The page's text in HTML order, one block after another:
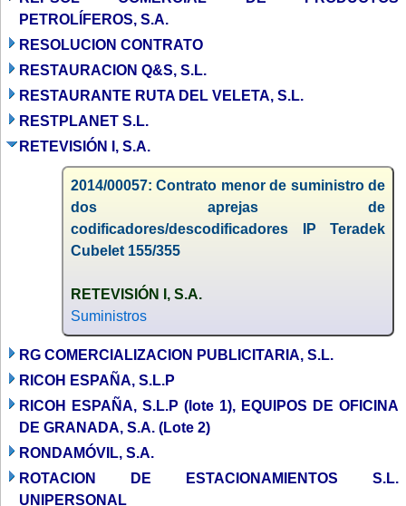
PETROLÍFEROS, S.A.
RESOLUCION CONTRATO
RESTAURACION Q&S, S.L.
RESTAURANTE RUTA DEL VELETA, S.L.
RESTPLANET S.L.
RETEVISIÓN I, S.A.
2014/00057: Contrato menor de suministro de
dos aprejas de
codificadores/descodificadores IP Teradek
Cubelet 155/355
RETEVISIÓN I, S.A.
Suministros
RG COMERCIALIZACION PUBLICITARIA, S.L.
RICOH ESPAÑA, S.L.P
RICOH ESPAÑA, S.L.P (lote 1), EQUIPOS DE OFICINA
DE GRANADA, S.A. (Lote 2)
RONDAMÓVIL, S.A.
ROTACION DE ESTACIONAMIENTOS S.L.
UNIPERSONAL